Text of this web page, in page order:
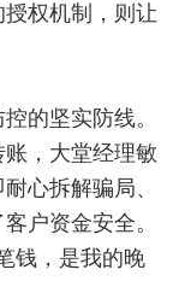
权机制，则让
的坚实防线。
，大堂经理敏
心拆解骗局、
户资金安全。
钱，是我的晚